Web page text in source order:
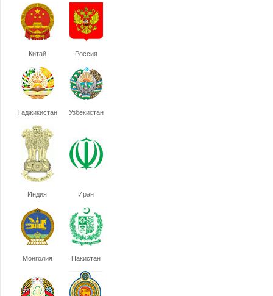
Китай Россия
Таджикистан Узбекистан
Индия Иран
Монголия Пакистан